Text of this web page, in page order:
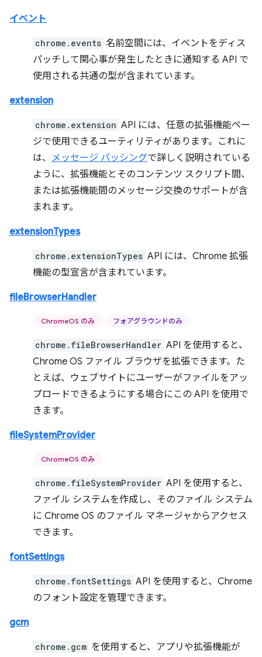
イベント
chrome.events 名前空間には、イベントをディス
パッチして関心事が発生したときに通知する API で
使用される共通の型が含まれています。
extension
chrome.extension API には、任意の拡張機能ペー
ジで使用できるユーティリティがあります。これに
は、 メッセージ パッシングで詳しく説明されている
ように、拡張機能とそのコンテンツ スクリプト間、
または拡張機能間のメッセージ交換のサポートが含
まれます。
extensionTypes
chrome.extensionTypes API には、Chrome 拡張
機能の型宣言が含まれています。
fileBrowserHandler
ChromeOS のみ フォアグラウンドのみ
chrome.fileBrowserHandler API を使用すると、
Chrome OS ファイル ブラウザを拡張できます。た
とえば、ウェブサイトにユーザーがファイルをアッ
プロードできるようにする場合にこの API を使用で
きます。
fileSystemProvider
ChromeOS のみ
chrome.fileSystemProvider API を使用すると、
ファイル システムを作成し、そのファイル システム
に Chrome OS のファイル マネージャからアクセス
できます。
fontSettings
chrome.fontSettings API を使用すると、Chrome
のフォント設定を管理できます。
gcm
chrome.gcm を使用すると、アプリや拡張機能が